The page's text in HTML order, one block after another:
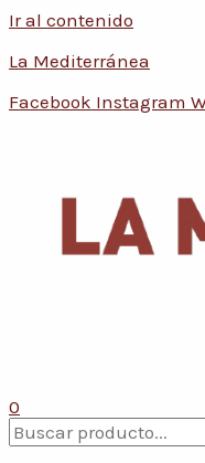
Ir al contenido
La Mediterránea
Facebook Instagram
0